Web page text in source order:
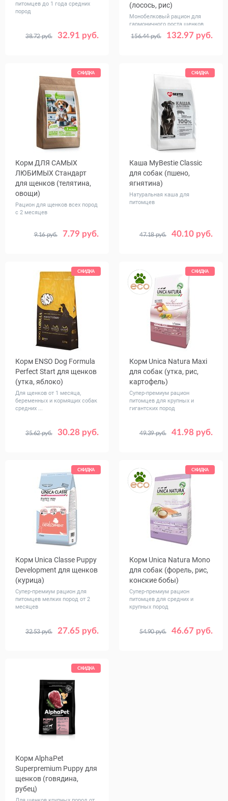
питомцев до 1 года средних
пород
32.91 руб.
38.72 руб.
Вес, кг 0.9 2 7
(лосось, рис)
Монобелковый рацион для
гармоничного роста щенков
132.97 руб.
156.44 руб.
Вес, кг 2.5 7.5
СКИДКА
Корм ДЛЯ САМЫХ
ЛЮБИМЫХ Стандарт
для щенков (телятина,
овощи)
Рацион для щенков всех пород
с 2 месяцев
7.79 руб.
9.16 руб.
Вес, кг 0.6 2.5
СКИДКА
Каша MуBestie Classic
для собак (пшено,
ягнятина)
Натуральная каша для
питомцев
40.10 руб.
47.18 руб.
Вес, кг 1 5
СКИДКА
Корм ENSO Dog Formula
Perfect Start для щенков
(утка, яблоко)
Для щенков от 1 месяца,
беременных и кормящих собак
средних ...
30.28 руб.
35.62 руб.
Вес, кг 0.8 2.5 10
СКИДКА
Корм Unica Natura Maxi
для собак (утка, рис,
картофель)
Супер-премиум рацион
питомцев для крупных и
гигантских пород
41.98 руб.
49.39 руб.
Вес, кг 2.5 12
СКИДКА
Корм Unica Classe Puppy
Development для щенков
(курица)
Супер-премиум рацион для
питомцев мелких пород от 2
месяцев
27.65 руб.
32.53 руб.
Вес, кг 2
СКИДКА
Корм Unica Natura Mono
для собак (форель, рис,
конские бобы)
Супер-премиум рацион
питомцев для средних и
крупных пород
46.67 руб.
54.90 руб.
Вес, кг 2.5 12
СКИДКА
Корм AlphaPet
Superpremium Puppy для
щенков (говядина,
рубец)